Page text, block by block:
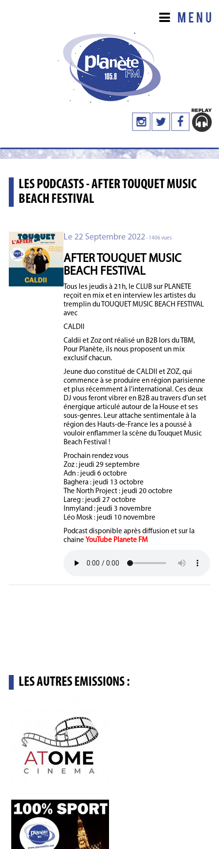
LES PODCASTS - AFTER TOUQUET MUSIC
BEACH FESTIVAL
Le 22 Septembre 2022- 1406 vues
AFTER TOUQUET MUSIC
BEACH FESTIVAL
Tous les jeudis à 21h, le CLUB sur PLANETE
reçoit en mix et en interview les artistes du
tremplin du TOUQUET MUSIC BEACH FESTIVAL
avec
CALDII
Caldii et Zoz ont réalisé un B2B lors du TBM,
Pour Planète, ils nous proposent un mix
exclusif chacun.
Jeune duo constitué de CALDII et ZOZ, qui
commence à se produire en région parisienne
et plus récemment à l'international. Ces deux
DJ vous feront vibrer en B2B au travers d’un set
énergique articulé autour de la House et ses
sous-genres. Leur attache sentimentale à la
région des Hauts-de-France les a poussé à
vouloir enflammer la scène du Touquet Music
Beach Festival !
Prochain rendez vous
Zoz : jeudi 29 septembre
Adn : jeudi 6 octobre
Baghera : jeudi 13 octobre
The North Project : jeudi 20 octobre
Lareg : jeudi 27 octobre
Inmyland : jeudi 3 novembre
Léo Mosk : jeudi 10 novembre
Podcast disponible après diffusion et sur la
chaine YouTube Planete FM
LES AUTRES EMISSIONS :